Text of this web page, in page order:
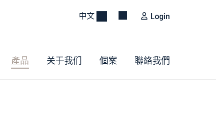
中文 Login
產品 关于我们 個案 聯絡我們